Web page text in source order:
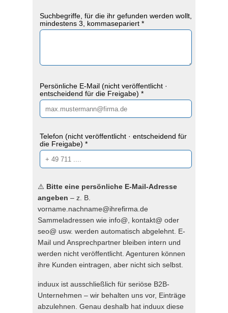
Suchbegriffe, für die ihr gefunden werden wollt,
mindestens 3, kommasepariert *
Persönliche E-Mail (nicht veröffentlicht ·
entscheidend für die Freigabe) *
Telefon (nicht veröffentlicht · entscheidend für
die Freigabe) *
⚠️ Bitte eine persönliche E-Mail-Adresse
angeben – z. B.
vorname.nachname@ihrefirma.de
Sammeladressen wie info@, kontakt@ oder
seo@ usw. werden automatisch abgelehnt. E-
Mail und Ansprechpartner bleiben intern und
werden nicht veröffentlicht. Agenturen können
ihre Kunden eintragen, aber nicht sich selbst.
induux ist ausschließlich für seriöse B2B-
Unternehmen – wir behalten uns vor, Einträge
abzulehnen. Genau deshalb hat induux diese